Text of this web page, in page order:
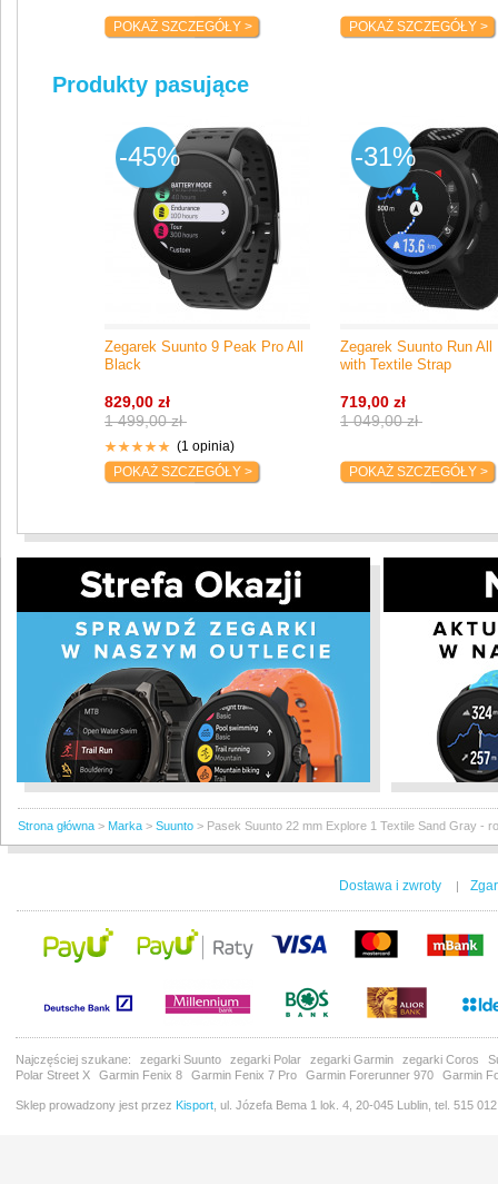
POKAŻ SZCZEGÓŁY > POKAŻ SZCZEGÓŁY >
Produkty pasujące
Zegarek Suunto 9 Peak Pro All
Black
829,00 zł
1 499,00 zł
-45%
(1 opinia)
POKAŻ SZCZEGÓŁY >
Zegarek Suunto Run All
with Textile Strap
719,00 zł
1 049,00 zł
-31%
POKAŻ SZCZEGÓŁY >
Strona główna > Marka > Suunto > Pasek Suunto 22 mm Explore 1 Textile Sand Gray -
Dostawa i zwroty |
Najczęściej szukane: zegarki Suunto zegarki Polar zegarki Garmin zegarki Coros
Polar Street X
Garmin Fenix 8 Garmin Fenix 7 Pro Garmin Forerunner 970 Garmin
Sklep prowadzony jest przez Kisport , ul. Józefa Bema 1 lok. 4, 20-045 Lublin, tel. 515